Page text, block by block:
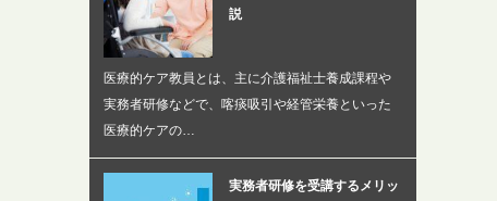
説
医療的ケア教員とは、主に介護福祉士養成課程や
実務者研修などで、喀痰吸引や経管栄養といった
医療的ケアの…
実務者研修を受講するメリッ